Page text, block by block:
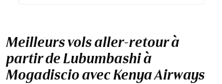
Meilleurs vols aller-retour à
partir de Lubumbashi à
Mogadiscio avec Kenya Airways